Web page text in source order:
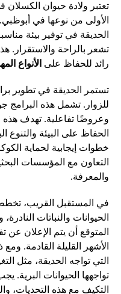
تعتبر ولادة حيوان الكسلان
الأولى من نوعها في
الحديقة في توفير بيئة
تشعر بالراحة والاستقرار.
رائد للحفاظ على الأنواع
تستمر الحديقة في تطوير
للزوار. تشمل هذه البرامج
وعروضًا تفاعلية. تهدف هذه
الحفاظ على البيئة والتنوع
خطوات إيجابية لحماية
التعاون مع المؤسسات
والمعرفة.
في المستقبل القريب،
الحيوانات والنباتات
المتوقع أن يتم الإعلان
الأشهر القليلة القادمة.
التي تواجه الحديقة، مثل
تواجهها الحيوانات البرية.
التكيف مع هذه التحديات،